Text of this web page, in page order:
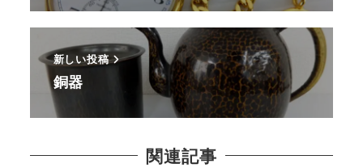
新しい投稿
銅器
関連記事